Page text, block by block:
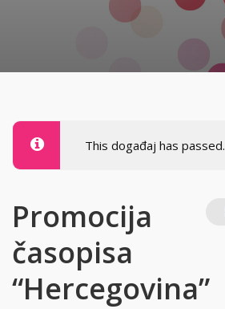
This događaj has passed.
Promocija
časopisa
“Hercegovina”